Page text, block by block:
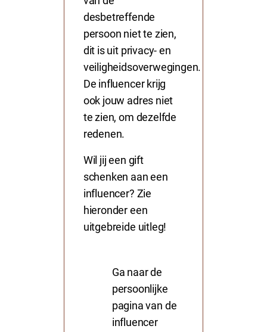
desbetreffende
persoon niet te zien,
dit is uit privacy- en
veiligheidsoverwegingen.
De influencer krijg
ook jouw adres niet
te zien, om dezelfde
redenen.
Wil jij een gift
schenken aan een
influencer? Zie
hieronder een
uitgebreide uitleg!
Ga naar de
persoonlijke
pagina van de
influencer